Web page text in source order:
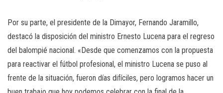
Por su parte, el presidente de la Dimayor, Fernando Jaramillo,
destacó la disposición del ministro Ernesto Lucena para el regreso
del balompié nacional. «Desde que comenzamos con la propuesta
para reactivar el fútbol profesional, el ministro Lucena se puso al
frente de la situación, fueron días difíciles, pero logramos hacer un